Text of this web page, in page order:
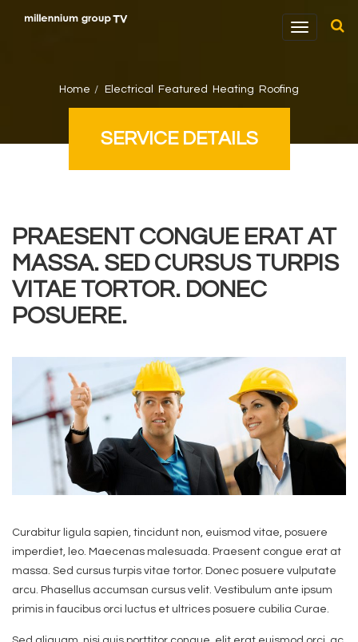
T
n
t
SERVICE DETAILS
Home Electrical , Featured , Heating, Roofing
PRAESENT CONGUE ERAT AT
MASSA. SED CURSUS TURPIS
VITAE TORTOR. DONEC
POSUERE.
Curabitur ligula sapien, tincidunt non, euismod vitae, posuere
imperdiet, leo. Maecenas malesuada. Praesent congue erat at
massa. Sed cursus turpis vitae tortor. Donec posuere vulputate
arcu. Phasellus accumsan cursus velit. Vestibulum ante ipsum
primis in faucibus orci luctus et ultrices posuere cubilia Curae.